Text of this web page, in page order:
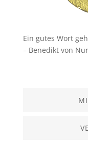
Ein gutes Wort
– Benedikt von